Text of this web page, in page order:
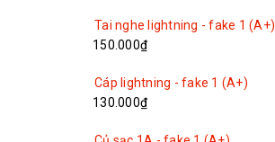
Tai nghe lightning - fake 1 (A+)
150.000₫
Cáp lightning - fake 1 (A+)
130.000₫